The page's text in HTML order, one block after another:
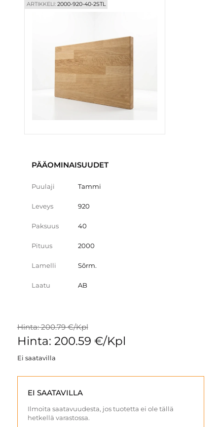
ARTIKKELI:2000-920-40-2STL
PÄÄOMINAISUUDET
Puulaji Tammi
Leveys 920
Paksuus 40
Pituus 2000
Lamelli Sõrm.
Laatu AB
Hinta: 200.79 €/Kpl
Hinta: 200.59 €/Kpl
Ei saatavilla
EI SAATAVILLA
Ilmoita saatavuudesta, jos tuotetta ei ole tällä
hetkellä varastossa.